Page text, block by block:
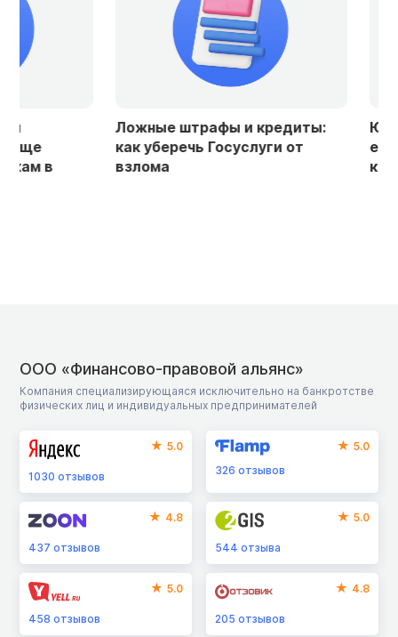
Ложные штрафы и кредиты:
как уберечь Госуслуги от
взлома
Юрист
если
кредит на
ООО «Финансово-правовой альянс»
Компания специализирующаяся исключительно на банкротстве
физических лиц и индивидуальных предпринимателей
5.0
1030 отзывов
5.0
326отзывов
4.8
437 отзывов
5.0
544отзыва
5.0
458 отзывов
4.8
205отзывов